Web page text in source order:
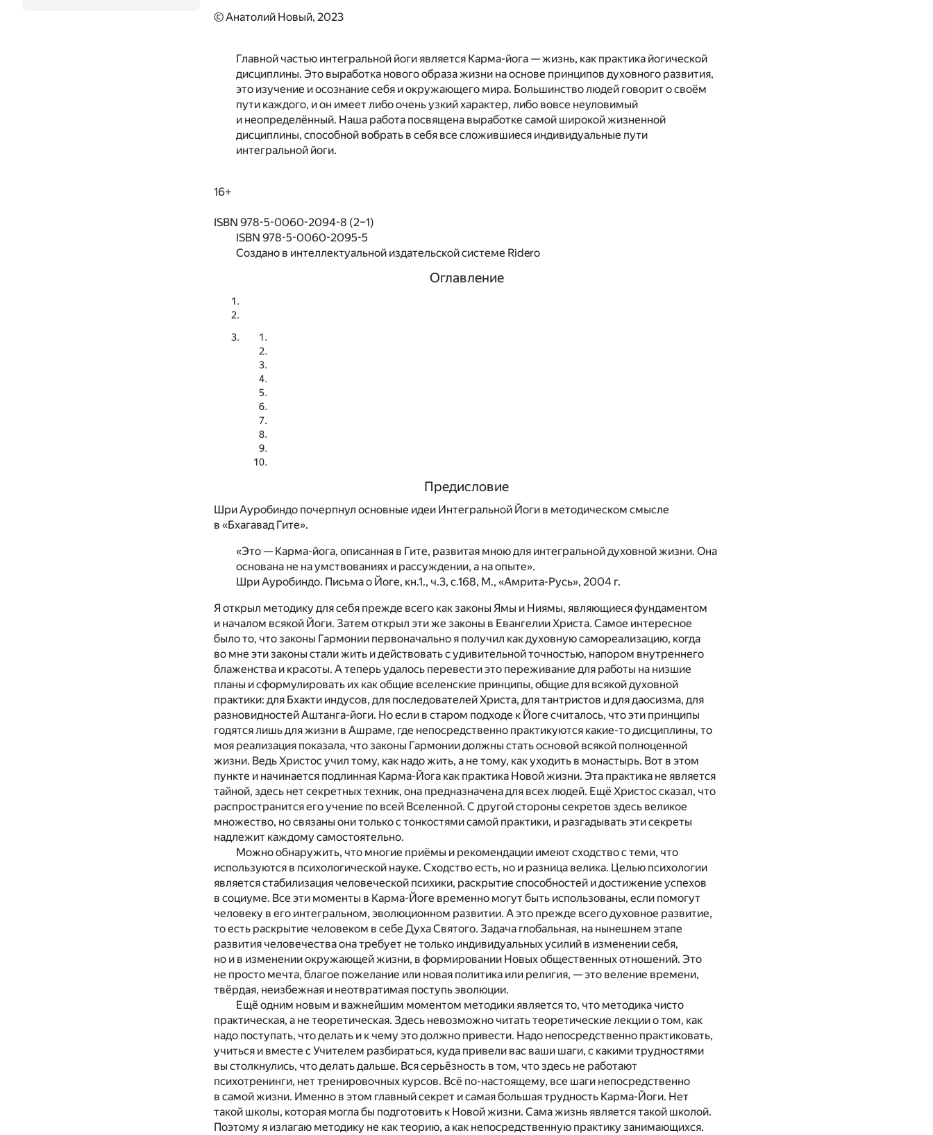
© Анатолий Новый, 2023
Главной частью интегральной йоги является Карма-йога — жизнь, как практика йогической
дисциплины. Это выработка нового образа жизни на основе принципов духовного развития,
это изучение и осознание себя и окружающего мира. Большинство людей говорит о своём
пути каждого, и он имеет либо очень узкий характер, либо вовсе неуловимый
и неопределённый. Наша работа посвящена выработке самой широкой жизненной
дисциплины, способной вобрать в себя все сложившиеся индивидуальные пути
интегральной йоги.
16+
ISBN 978-5-0060-2094-8 (2–1)
ISBN 978-5-0060-2095-5
Создано в интеллектуальной издательской системе Ridero
Оглавление
Предисловие
Шри Ауробиндо почерпнул основные идеи Интегральной Йоги в методическом смысле
в «Бхагавад Гите».
«Это — Карма-йога, описанная в Гите, развитая мною для интегральной духовной жизни. Она
основана не на умствованиях и рассуждении, а на опыте».
Шри Ауробиндо. Письма о Йоге, кн.1., ч.3, с.168, М., «Амрита-Русь», 2004 г.
Я открыл методику для себя прежде всего как законы Ямы и Ниямы, являющиеся фундаментом
и началом всякой Йоги. Затем открыл эти же законы в Евангелии Христа. Самое интересное
было то, что законы Гармонии первоначально я получил как духовную самореализацию, когда
во мне эти законы стали жить и действовать с удивительной точностью, напором внутреннего
блаженства и красоты. А теперь удалось перевести это переживание для работы на низшие
планы и сформулировать их как общие вселенские принципы, общие для всякой духовной
практики: для Бхакти индусов, для последователей Христа, для тантристов и для даосизма, для
разновидностей Аштанга-йоги. Но если в старом подходе к Йоге считалось, что эти принципы
годятся лишь для жизни в Ашраме, где непосредственно практикуются какие-то дисциплины, то
моя реализация показала, что законы Гармонии должны стать основой всякой полноценной
жизни. Ведь Христос учил тому, как надо жить, а не тому, как уходить в монастырь. Вот в этом
пункте и начинается подлинная Карма-Йога как практика Новой жизни. Эта практика не является
тайной, здесь нет секретных техник, она предназначена для всех людей. Ещё Христос сказал, что
распространится его учение по всей Вселенной. С другой стороны секретов здесь великое
множество, но связаны они только с тонкостями самой практики, и разгадывать эти секреты
надлежит каждому самостоятельно.
Можно обнаружить, что многие приёмы и рекомендации имеют сходство с теми, что
используются в психологической науке. Сходство есть, но и разница велика. Целью психологии
является стабилизация человеческой психики, раскрытие способностей и достижение успехов
в социуме. Все эти моменты в Карма-Йоге временно могут быть использованы, если помогут
человеку в его интегральном, эволюционном развитии. А это прежде всего духовное развитие,
то есть раскрытие человеком в себе Духа Святого. Задача глобальная, на нынешнем этапе
развития человечества она требует не только индивидуальных усилий в изменении себя,
но и в изменении окружающей жизни, в формировании Новых общественных отношений. Это
не просто мечта, благое пожелание или новая политика или религия, — это веление времени,
твёрдая, неизбежная и неотвратимая поступь эволюции.
Ещё одним новым и важнейшим моментом методики является то, что методика чисто
практическая, а не теоретическая. Здесь невозможно читать теоретические лекции о том, как
надо поступать, что делать и к чему это должно привести. Надо непосредственно практиковать,
учиться и вместе с Учителем разбираться, куда привели вас ваши шаги, с какими трудностями
вы столкнулись, что делать дальше. Вся серьёзность в том, что здесь не работают
психотренинги, нет тренировочных курсов. Всё по-настоящему, все шаги непосредственно
в самой жизни. Именно в этом главный секрет и самая большая трудность Карма-Йоги. Нет
такой школы, которая могла бы подготовить к Новой жизни. Сама жизнь является такой школой.
Поэтому я излагаю методику не как теорию, а как непосредственную практику занимающихся.